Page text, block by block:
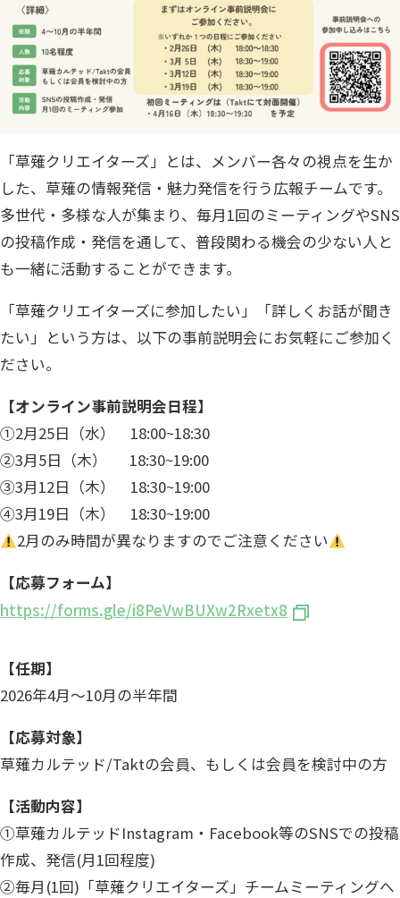
「草薙クリエイターズ」とは、メンバー各々の視点を生か
した、草薙の情報発信・魅力発信を行う広報チームです。
多世代・多様な人が集まり、毎月1回のミーティングやSNS
の投稿作成・発信を通して、普段関わる機会の少ない人と
も一緒に活動することができます。
「草薙クリエイターズに参加したい」「詳しくお話が聞き
たい」という方は、以下の事前説明会にお気軽にご参加く
ださい。
【オンライン事前説明会日程】
①2月25日（水） 18:00~18:30
②3月5日（木） 18:30~19:00
③3月12日（木） 18:30~19:00
④3月19日（木） 18:30~19:00
2月のみ時間が異なりますのでご注意ください
【応募フォーム】
https://forms.gle/i8PeVwBUXw2Rxetx8
【任期】
2026年4月～10月の半年間
【応募対象】
草薙カルテッド/Taktの会員、もしくは会員を検討中の方
【活動内容】
①草薙カルテッドInstagram・Facebook等のSNSでの投稿
作成、発信(月1回程度)
②毎月(1回)「草薙クリエイターズ」チームミーティングへ